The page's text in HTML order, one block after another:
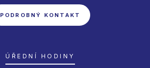
PODROBNÝ KONTAKT
ÚŘEDNÍ HODINY